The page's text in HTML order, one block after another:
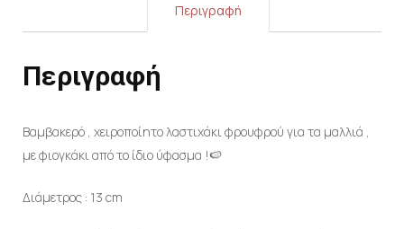
Περιγραφή
Περιγραφή
Βαμβακερό , χειροποίητο λαστιχάκι φρουφρού για τα μαλλιά ,
με φιογκάκι από το ίδιο ύφασμα !🍉
Διάμετρος : 13 cm